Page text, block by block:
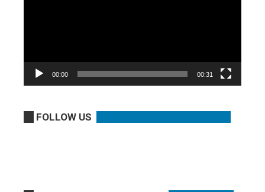
00:00 00:31
FOLLOW US